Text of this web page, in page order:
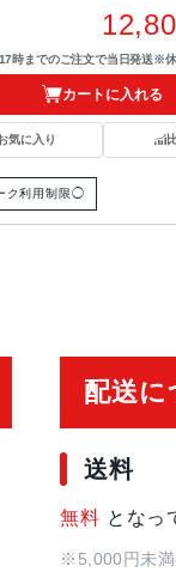
時までのご注文で当日発送※休
カートに入れる
気に入り
ク利用制限◯
配送に
送料
無料 となっ
※5,000円未満